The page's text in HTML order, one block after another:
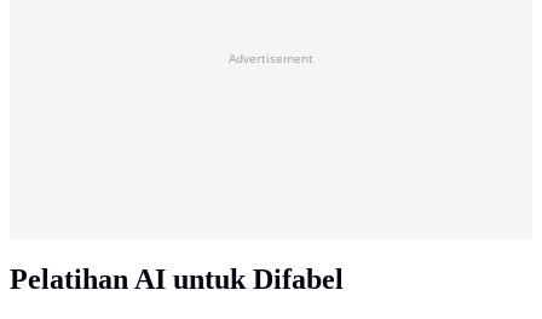
Advertisement
Pelatihan AI untuk Difabel